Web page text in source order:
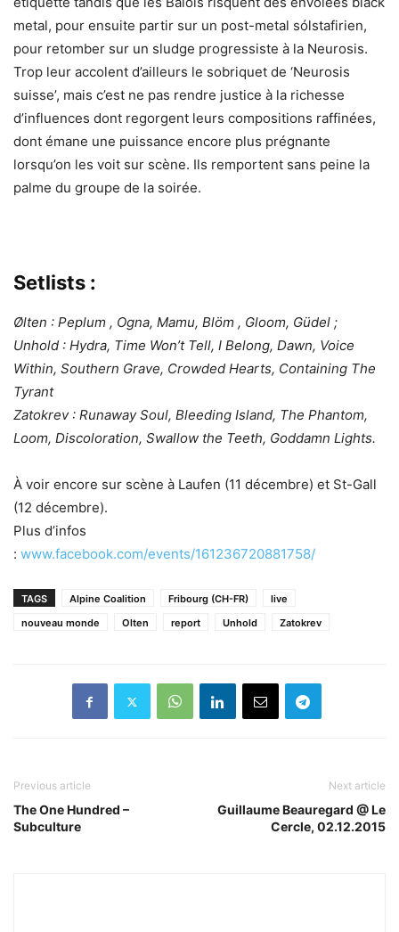
metal, pour ensuite partir sur un post-metal sólstafirien,
pour retomber sur un sludge progressiste à la Neurosis.
Trop leur accolent d’ailleurs le sobriquet de ‘Neurosis
suisse’, mais c’est ne pas rendre justice à la richesse
d’influences dont regorgent leurs compositions raffinées,
dont émane une puissance encore plus prégnante
lorsqu’on les voit sur scène. Ils remportent sans peine la
palme du groupe de la soirée.
Setlists :
Ølten : Peplum , Ogna, Mamu, Blöm , Gloom, Güdel ;
Unhold : Hydra, Time Won’t Tell, I Belong, Dawn, Voice
Within, Southern Grave, Crowded Hearts, Containing The
Tyrant
Zatokrev : Runaway Soul, Bleeding Island, The Phantom,
Loom, Discoloration, Swallow the Teeth, Goddamn Lights.
À voir encore sur scène à Laufen (11 décembre) et St-Gall
(12 décembre).
Plus d’infos
: www.facebook.com/events/161236720881758/
TAGS Alpine Coalition Fribourg (CH-FR)
live
nouveau monde
Olten report Unhold Zatokrev
Previous article
The One Hundred –
Subculture
Next article
Guillaume Beauregard @ Le
Cercle, 02.12.2015